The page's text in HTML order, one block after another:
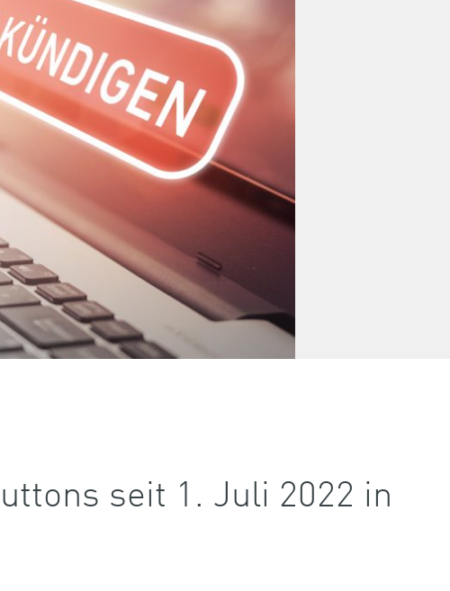
seit 1. Juli 2022 in